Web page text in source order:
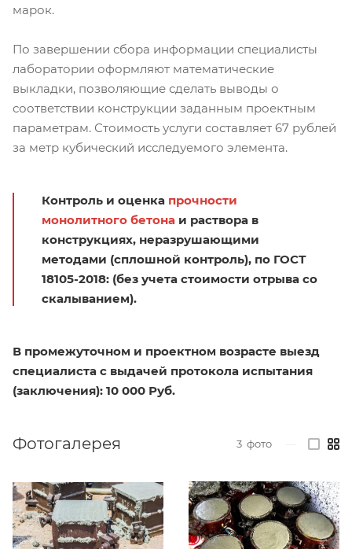
марок.
По завершении сбора информации специалисты
лаборатории оформляют математические
выкладки, позволяющие сделать выводы о
соответствии конструкции заданным проектным
параметрам. Стоимость услуги составляет 67 рублей
за метр кубический исследуемого элемента.
Контроль и оценка прочности
монолитного бетона и раствора в
конструкциях, неразрушающими
методами (сплошной контроль), по ГОСТ
18105-2018: (без учета стоимости отрыва со
скалыванием).
В промежуточном и проектном возрасте выезд
специалиста с выдачей протокола испытания
(заключения): 10 000 Руб.
Фотогалерея 3 фото